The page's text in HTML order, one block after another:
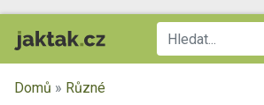
Domů » Různé